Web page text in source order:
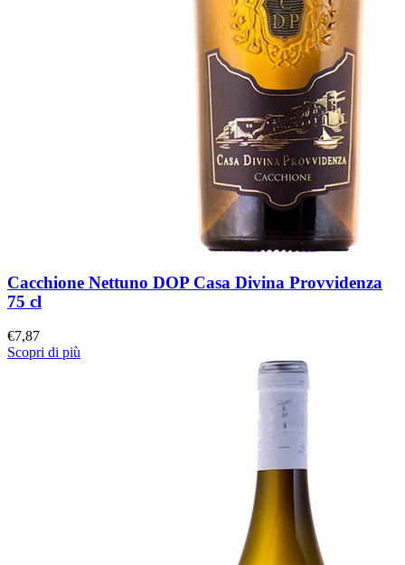
Cacchione Nettuno DOP Casa Divina Provvidenza
75 cl
€7,87
Scopri di più